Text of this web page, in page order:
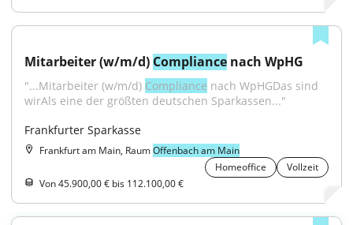
Mitarbeiter (w/m/d) Compliance nach WpHG
"...Mitarbeiter (w/m/d) Compliance nach WpHGDas sind
wirAls eine der größten deutschen Sparkassen..."
Frankfurter Sparkasse
Frankfurt am Main, RaumOffenbach am Main
Homeoffice
Vollzeit
Von 45.900,00 € bis 112.100,00 €